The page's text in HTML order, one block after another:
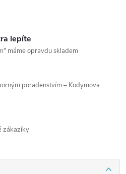
lepíte
máme opravdu skladem
poradenstvím – Kodymova
zákazíky